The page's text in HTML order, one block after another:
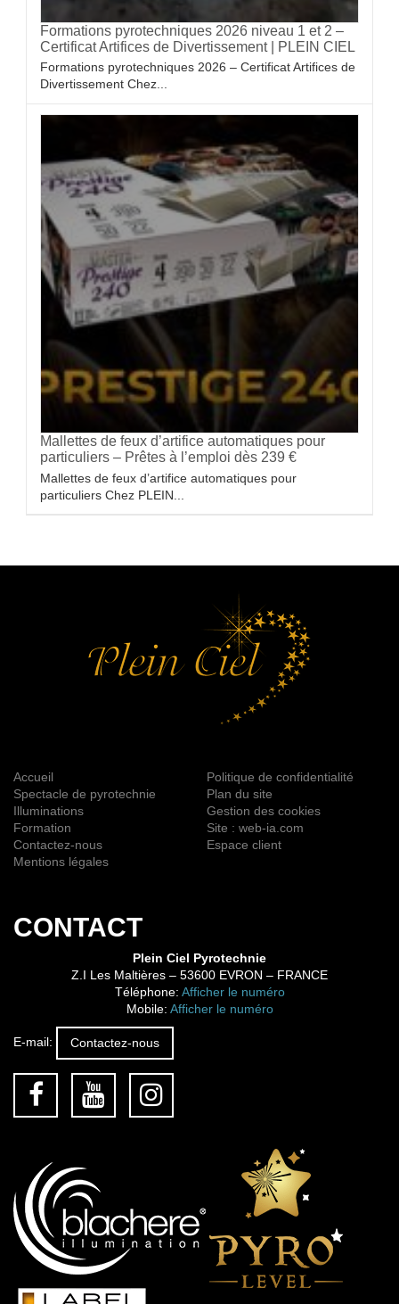
Formations pyrotechniques 2026 niveau 1 et 2 –
Certificat Artifices de Divertissement | PLEIN CIEL
Formations pyrotechniques 2026 – Certificat Artifices de
Divertissement Chez...
Mallettes de feux d’artifice automatiques pour
particuliers – Prêtes à l’emploi dès 239 €
Mallettes de feux d’artifice automatiques pour
particuliers Chez PLEIN...
Accueil
Spectacle de pyrotechnie
Illuminations
Formation
Contactez-nous
Mentions légales
Politique de confidentialité
Plan du site
Gestion des cookies
Site : web-ia.com
Espace client
CONTACT
Plein Ciel Pyrotechnie
Z.I Les Maltières – 53600 EVRON – FRANCE
Téléphone: Afficher le numéro
Mobile: Afficher le numéro
E-mail: Contactez-nous